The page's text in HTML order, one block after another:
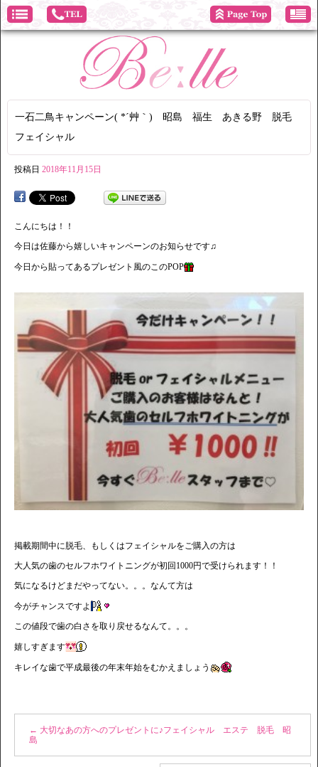
一石二鳥キャンペーン( *´艸｀) 昭島 福生 あきる野 脱毛
フェイシャル
投稿日 2018年11月15日
こんにちは！！
今日は佐藤から嬉しいキャンペーンのお知らせです♫
今日から貼ってあるプレゼント風のこのPOP
掲載期間中に脱毛、もしくはフェイシャルをご購入の方は
大人気の歯のセルフホワイトニングが初回1000円で受けられます！！
気になるけどまだやってない。。。なんて方は
今がチャンスですよ
この値段で歯の白さを取り戻せるなんて。。。
嬉しすぎます
キレイな歯で平成最後の年末年始をむかえましょう
← 大切なあの方へのプレゼントに♪フェイシャル エステ 脱毛 昭
島